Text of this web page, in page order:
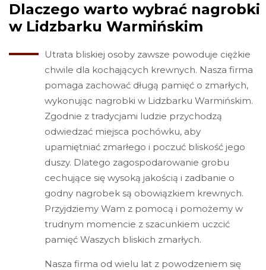
Dlaczego warto wybrać nagrobki
w Lidzbarku Warmińskim
Utrata bliskiej osoby zawsze powoduje ciężkie
chwile dla kochających krewnych. Nasza firma
pomaga zachować długą pamięć o zmarłych,
wykonując nagrobki w Lidzbarku Warmińskim.
Zgodnie z tradycjami ludzie przychodzą
odwiedzać miejsca pochówku, aby
upamiętniać zmarłego i poczuć bliskość jego
duszy. Dlatego zagospodarowanie grobu
cechujące się wysoką jakością i zadbanie o
godny nagrobek są obowiązkiem krewnych.
Przyjdziemy Wam z pomocą i pomożemy w
trudnym momencie z szacunkiem uczcić
pamięć Waszych bliskich zmarłych.
Nasza firma od wielu lat z powodzeniem się